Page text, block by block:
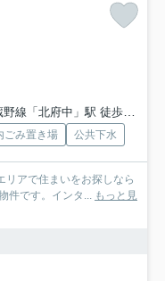
線「北府中」駅 徒歩18分
ごみ置き場 公共下水
リアで住まいをお探しなら
件です。インタ...
もっと見